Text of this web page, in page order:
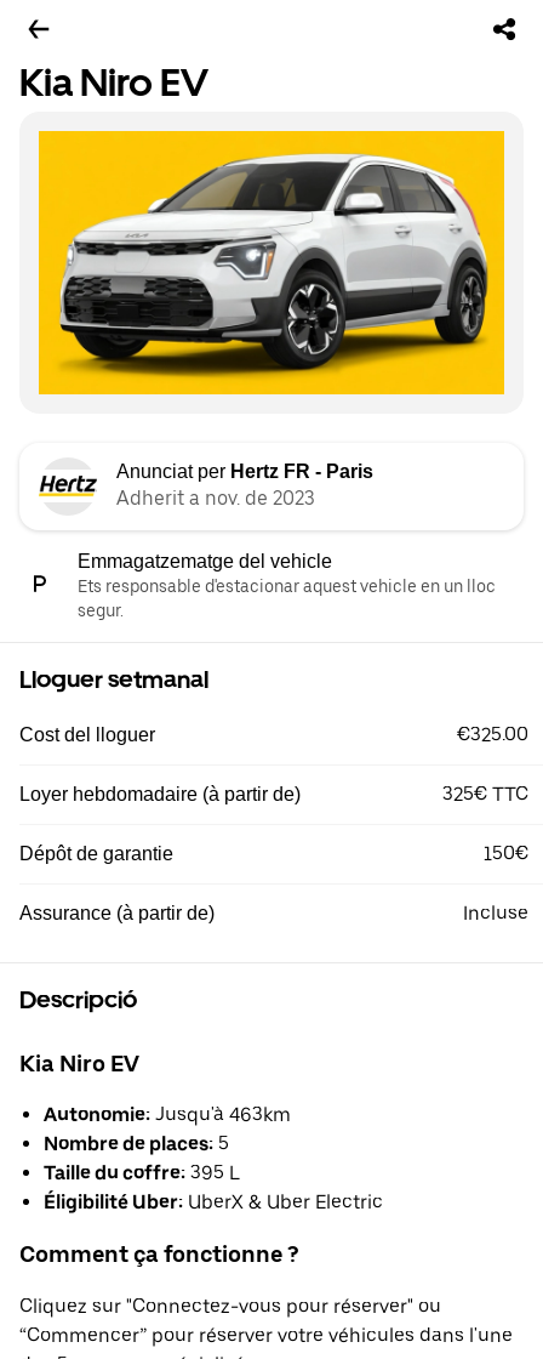
Kia Niro EV
Anunciat per Hertz FR - Paris
Adherit a nov. de 2023
Emmagatzematge del vehicle
Ets responsable d'estacionar aquest vehicle en un lloc
segur.
Lloguer setmanal
Cost del lloguer €325.00
Loyer hebdomadaire (à partir de) 325€ TTC
Dépôt de garantie 150€
Assurance (à partir de) Incluse
Descripció
Kia Niro EV
Autonomie: Jusqu'à 463km
Nombre de places: 5
Taille du coffre: 395 L
Éligibilité Uber: UberX & Uber Electric
Comment ça fonctionne ?
Cliquez sur "Connectez-vous pour réserver" ou
“Commencer” pour réserver votre véhicules dans l'une